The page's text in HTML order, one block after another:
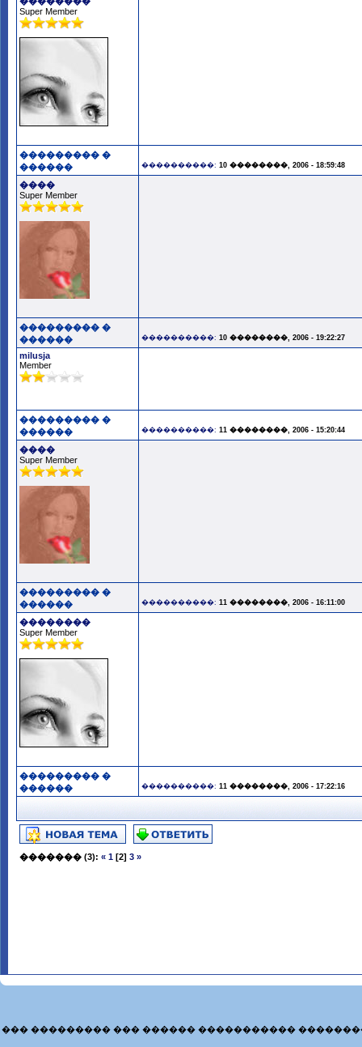
Super Member
��������� �
������
����������: 10 ��������, 2006 - 18:59:48
����
Super Member
��������� �
������
����������: 10 ��������, 2006 - 19:22:27
milusja
Member
��������� �
������
����������: 11 ��������, 2006 - 15:20:44
����
Super Member
��������� �
������
����������: 11 ��������, 2006 - 16:11:00
��������
Super Member
��������� �
������
����������: 11 ��������, 2006 - 17:22:16
������� (3): « 1 [2] 3 »
��� ��������� ��� ������ �����������